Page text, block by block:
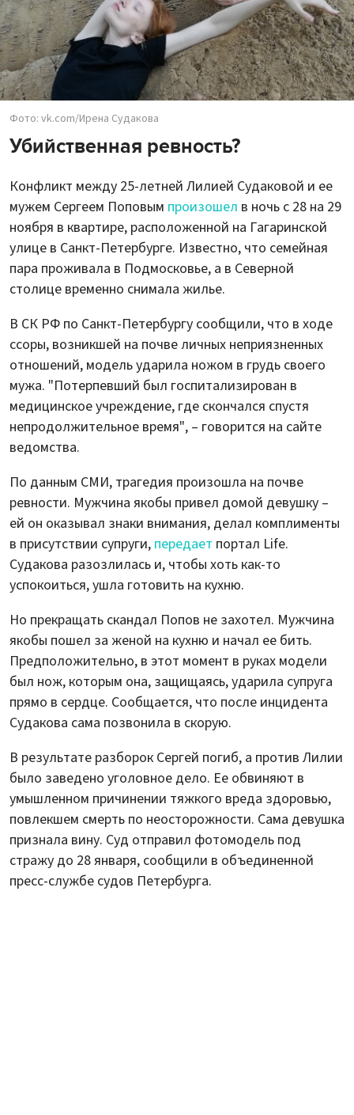
Фото: vk.com/Ирена Судакова
Убийственная ревность?
Конфликт между 25-летней Лилией Судаковой и ее
мужем Сергеем Поповым произошел в ночь с 28 на 29
ноября в квартире, расположенной на Гагаринской
улице в Санкт-Петербурге. Известно, что семейная
пара проживала в Подмосковье, а в Северной
столице временно снимала жилье.
В СК РФ по Санкт-Петербургу сообщили, что в ходе
ссоры, возникшей на почве личных неприязненных
отношений, модель ударила ножом в грудь своего
мужа. "Потерпевший был госпитализирован в
медицинское учреждение, где скончался спустя
непродолжительное время", – говорится на сайте
ведомства.
По данным СМИ, трагедия произошла на почве
ревности. Мужчина якобы привел домой девушку –
ей он оказывал знаки внимания, делал комплименты
в присутствии супруги, передает портал Life.
Судакова разозлилась и, чтобы хоть как-то
успокоиться, ушла готовить на кухню.
Но прекращать скандал Попов не захотел. Мужчина
якобы пошел за женой на кухню и начал ее бить.
Предположительно, в этот момент в руках модели
был нож, которым она, защищаясь, ударила супруга
прямо в сердце. Сообщается, что после инцидента
Судакова сама позвонила в скорую.
В результате разборок Сергей погиб, а против Лилии
было заведено уголовное дело. Ее обвиняют в
умышленном причинении тяжкого вреда здоровью,
повлекшем смерть по неосторожности. Сама девушка
признала вину. Суд отправил фотомодель под
стражу до 28 января, сообщили в объединенной
пресс-службе судов Петербурга.